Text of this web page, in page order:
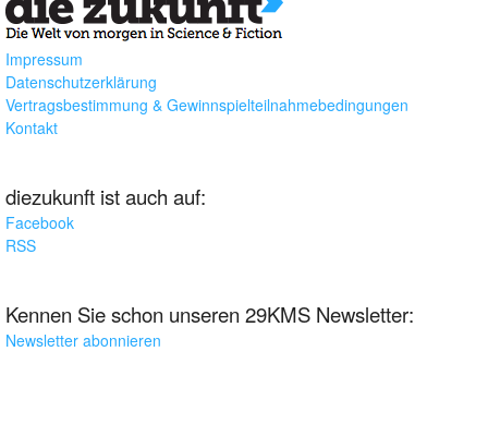
Impressum
Datenschutzerklärung
Vertragsbestimmung & Gewinnspielteilnahmebedingungen
Kontakt
diezukunft ist auch auf:
Facebook
RSS
Kennen Sie schon unseren 29KMS Newsletter:
Newsletter abonnieren